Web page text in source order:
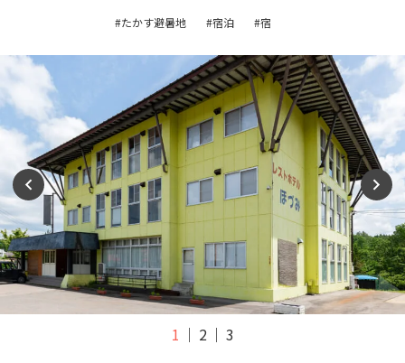
#たかす避暑地 #宿泊 #宿
1 2 3